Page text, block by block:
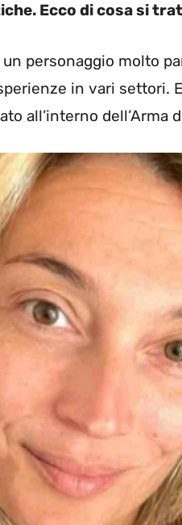
Ecco di cosa si
personaggio molto
in vari settori.
all’interno dell’Arma